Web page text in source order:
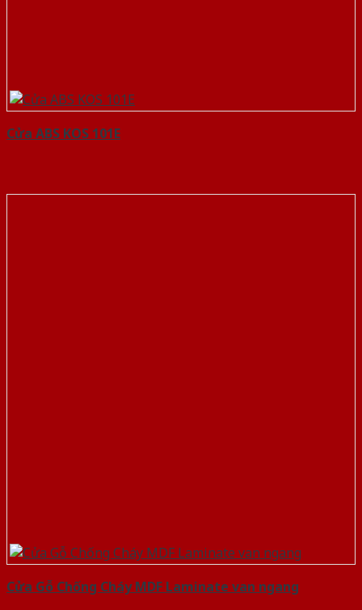
Cửa ABS KOS 101E
Cửa Gỗ Chống Cháy MDF Laminate van ngang